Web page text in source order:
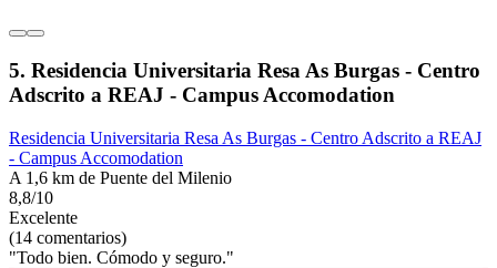
5. Residencia Universitaria Resa As Burgas - Centro
Adscrito a REAJ - Campus Accomodation
Residencia Universitaria Resa As Burgas - Centro Adscrito a REAJ
- Campus Accomodation
A 1,6 km de Puente del Milenio
8,8/10
Excelente
(14 comentarios)
"Todo bien. Cómodo y seguro."